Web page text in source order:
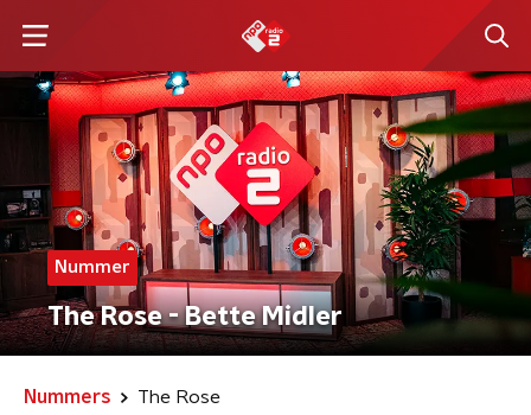
Nummer
The Rose - Bette Midler
Nummers The Rose